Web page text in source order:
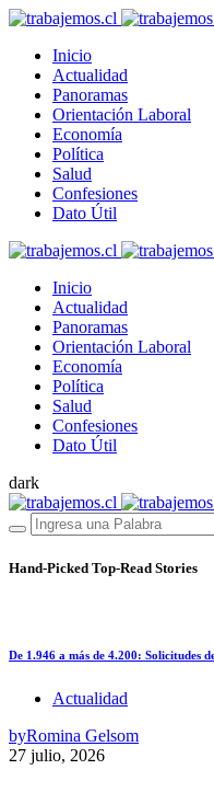
Inicio
Actualidad
Panoramas
Orientación Laboral
Economía
Política
Salud
Confesiones
Dato Útil
Inicio
Actualidad
Panoramas
Orientación Laboral
Economía
Política
Salud
Confesiones
Dato Útil
dark
Hand-Picked Top-Read Stories
De 1.946 a más de 4.200: Solicitudes
Actualidad
byRomina Gelsom
27 julio, 2026